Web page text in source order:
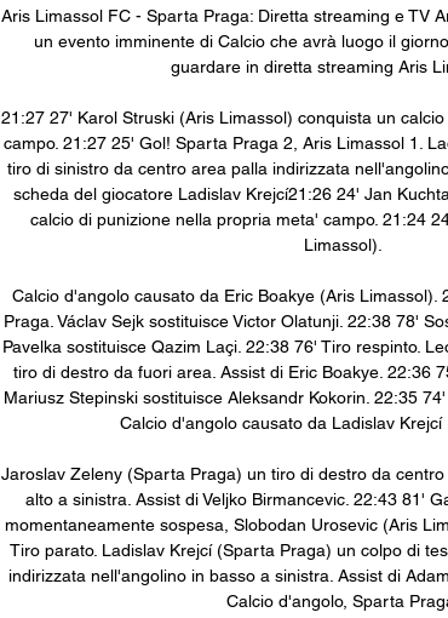
Aris Limassol FC - Sparta Praga: Diretta streaming e TV
un evento imminente di Calcio che avrà luogo il
guardare in diretta streaming Aris
21:27 27' Karol Struski (Aris Limassol) conquista un
campo. 21:27 25' Gol! Sparta Praga 2, Aris Limassol 1.
tiro di sinistro da centro area palla indirizzata
scheda del giocatore Ladislav Krejcí21:26 24' Jan
calcio di punizione nella propria meta' campo. 21:24
Limassol).
Calcio d'angolo causato da Eric Boakye (Aris Limassol).
Praga. Václav Sejk sostituisce Victor Olatunji. 22:38 78'
Pavelka sostituisce Qazim Laçi. 22:38 76' Tiro respinto.
tiro di destro da fuori area. Assist di Eric Boakye. 22:36
Mariusz Stepinski sostituisce Aleksandr Kokorin. 22:35
Calcio d'angolo causato da Ladislav Krejcí
Jaroslav Zeleny (Sparta Praga) un tiro di destro da
alto a sinistra. Assist di Veljko Birmancevic. 22:43 81'
momentaneamente sospesa, Slobodan Urosevic (Aris
Tiro parato. Ladislav Krejcí (Sparta Praga) un colpo di
indirizzata nell'angolino in basso a sinistra. Assist di
Calcio d'angolo, Sparta